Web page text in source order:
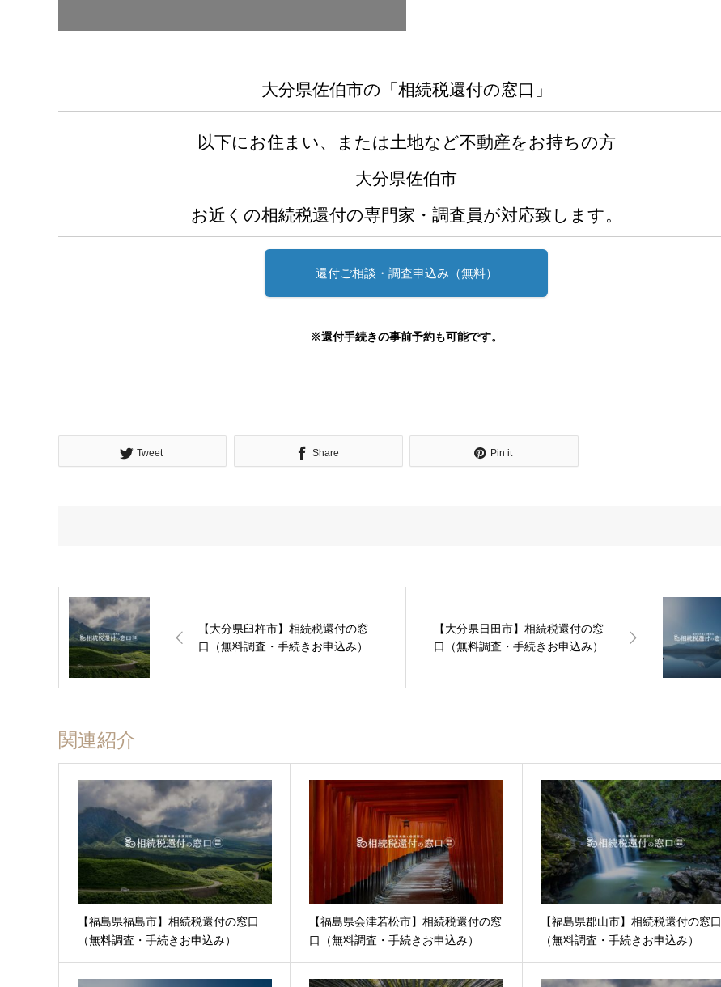
大分県佐伯市の「相続税還付の窓口」
以下にお住まい、または土地など不動産をお持ちの方
大分県佐伯市
お近くの相続税還付の専門家・調査員が対応致します。
還付ご相談・調査申込み（無料）
※還付手続きの事前予約も可能です。
Tweet Share Pin it
【大分県臼杵市】相続税還付の窓
口（無料調査・手続きお申込み）
【大分県日田市】相続税還付の窓
口（無料調査・手続きお申込み）
関連紹介
【福島県福島市】相続税還付の窓口
（無料調査・手続きお申込み）
【福島県会津若松市】相続税還付の窓
口（無料調査・手続きお申込み）
【福島県郡山市】相続税還付の窓口
（無料調査・手続きお申込み）